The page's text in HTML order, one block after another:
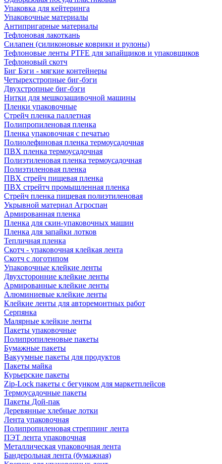
Упаковка для кейтеринга
Упаковочные материалы
Антипригарные материалы
Тефлоновая лакоткань
Силапен (силиконовые коврики и рулоны)
Тефлоновые ленты PTFE для запайщиков и упаковщиков
Тефлоновый скотч
Биг Бэги - мягкие контейнеры
Четырехстропные биг-бэги
Двухстропные биг-бэги
Нитки для мешкозашивочной машины
Пленки упаковочные
Стрейч пленка паллетная
Полипропиленовая пленка
Пленка упаковочная с печатью
Полиолефиновая пленка термоусадочная
ПВХ пленка термоусадочная
Полиэтиленовая пленка термоусадочная
Полиэтиленовая пленка
ПВХ стрейч пищевая пленка
ПВХ стрейтч промышленная пленка
Стрейч пленка пищевая полиэтиленовая
Укрывной материал Агроспан
Армированная пленка
Пленка для скин-упаковочных машин
Пленка для запайки лотков
Тепличная пленка
Скотч - упаковочная клейкая лента
Скотч с логотипом
Упаковочные клейкие ленты
Двухсторонние клейкие ленты
Армированные клейкие ленты
Алюминиевые клейкие ленты
Клейкие ленты для авторемонтных работ
Серпянка
Малярные клейкие ленты
Пакеты упаковочные
Полипропиленовые пакеты
Бумажные пакеты
Вакуумные пакеты для продуктов
Пакеты майка
Курьерские пакеты
Zip-Lock пакеты с бегунком для маркетплейсов
Термоусадочные пакеты
Пакеты Дой-пак
Деревянные хлебные лотки
Лента упаковочная
Полипропиленовая стреппинг лента
ПЭТ лента упаковочная
Металлическая упаковочная лента
Бандерольная лента (бумажная)